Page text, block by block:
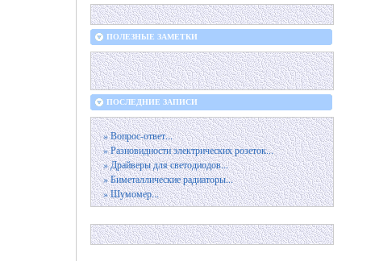
ПОЛЕЗНЫЕ ЗАМЕТКИ
ПОСЛЕДНИЕ ЗАПИСИ
» Вопрос-ответ...
» Разновидности электрических розеток...
» Драйверы для светодиодов...
» Биметаллические радиаторы...
» Шумомер...